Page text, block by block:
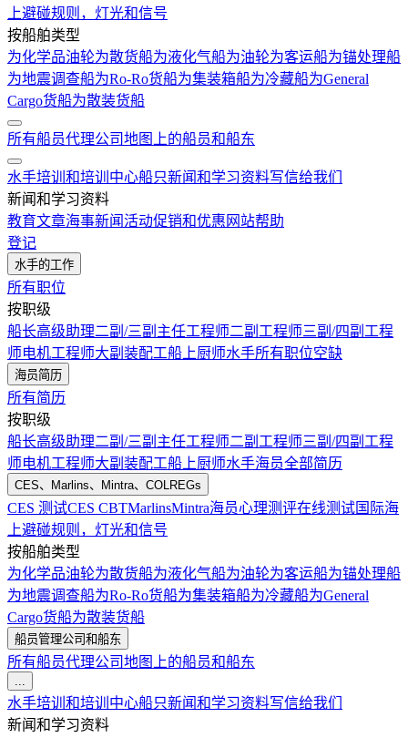
上避碰规则，灯光和信号
按船舶类型
为化学品油轮为散货船为液化气船为油轮为客运船为锚处理船
为地震调查船为Ro-Ro货船为集装箱船为冷藏船为General
Cargo货船为散装货船
所有船员代理公司地图上的船员和船东
水手培训和培训中心船只新闻和学习资料写信给我们
新闻和学习资料
教育文章海事新闻活动促销和优惠 网站帮助
登记
水手的工作
所有职位
按职级
船长高级助理二副/三副 主任工程师二副工程师三副/四副工程
师电机工程师大副 装配工船上厨师水手所有职位空缺
海员简历
所有简历
按职级
船长高级助理二副/三副 主任工程师二副工程师三副/四副工程
师电机工程师大副 装配工船上厨师水手海员全部简历
CES、Marlins、Mintra、COLREGs
CES 测试CES CBTMarlinsMintra海员心理测评在线测试国际海
上避碰规则，灯光和信号
按船舶类型
为化学品油轮为散货船为液化气船为油轮为客运船为锚处理船
为地震调查船为Ro-Ro货船为集装箱船为冷藏船为General
Cargo货船为散装货船
船员管理公司和船东
所有船员代理公司地图上的船员和船东
...
水手培训和培训中心船只新闻和学习资料写信给我们
新闻和学习资料